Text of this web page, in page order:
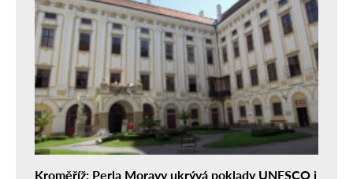
Kroměříž: Perla Moravy ukrývá poklady UNESCO i